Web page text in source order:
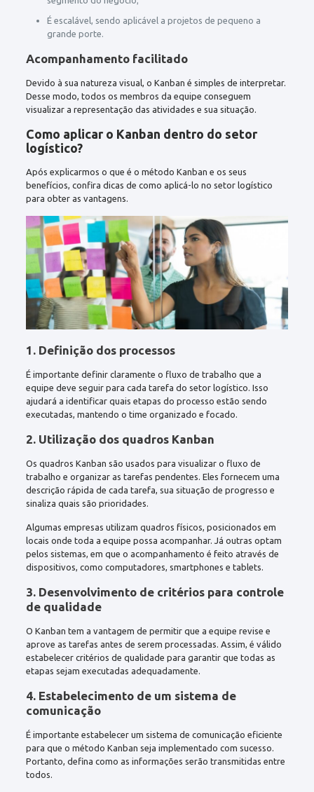
É escalável, sendo aplicável a projetos de pequeno a
grande porte.
Acompanhamento facilitado
Devido à sua natureza visual, o Kanban é simples de interpretar.
Desse modo, todos os membros da equipe conseguem
visualizar a representação das atividades e sua situação.
Como aplicar o Kanban dentro do setor
logístico?
Após explicarmos o que é o método Kanban e os seus
benefícios, confira dicas de como aplicá-lo no setor logístico
para obter as vantagens.
1. Definição dos processos
É importante definir claramente o fluxo de trabalho que a
equipe deve seguir para cada tarefa do setor logístico. Isso
ajudará a identificar quais etapas do processo estão sendo
executadas, mantendo o time organizado e focado.
2. Utilização dos quadros Kanban
Os quadros Kanban são usados para visualizar o fluxo de
trabalho e organizar as tarefas pendentes. Eles fornecem uma
descrição rápida de cada tarefa, sua situação de progresso e
sinaliza quais são prioridades.
Algumas empresas utilizam quadros físicos, posicionados em
locais onde toda a equipe possa acompanhar. Já outras optam
pelos sistemas, em que o acompanhamento é feito através de
dispositivos, como computadores, smartphones e tablets.
3. Desenvolvimento de critérios para controle
de qualidade
O Kanban tem a vantagem de permitir que a equipe revise e
aprove as tarefas antes de serem processadas. Assim, é válido
estabelecer critérios de qualidade para garantir que todas as
etapas sejam executadas adequadamente.
4. Estabelecimento de um sistema de
comunicação
É importante estabelecer um sistema de comunicação eficiente
para que o método Kanban seja implementado com sucesso.
Portanto, defina como as informações serão transmitidas entre
todos.